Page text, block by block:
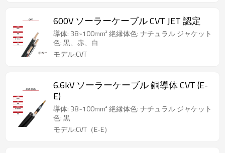
600V ソーラーケーブル CVT JET 認定
導体: 38~100mm² 絶縁体色: ナチュラル ジャケット
色: 黒、赤、白
モデル:CVT
6.6kV ソーラーケーブル 銅導体 CVT (E-
E)
導体: 38~100mm² 絶縁体色: ナチュラル ジャケット
色: 黒
モデル:CVT（E-E）